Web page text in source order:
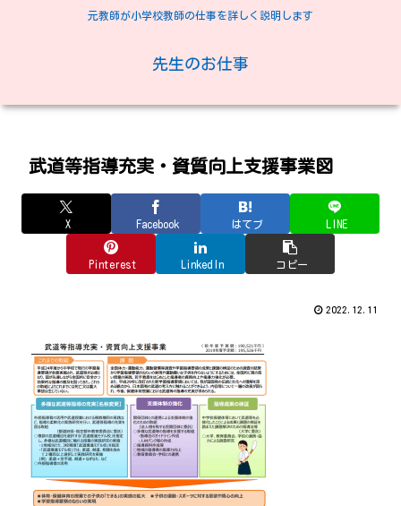
元教師が小学校教師の仕事を詳しく説明します
先生のお仕事
武道等指導充実・資質向上支援事業図
X Facebook はてブ LINE
Pinterest LinkedIn コピー
2022.12.11